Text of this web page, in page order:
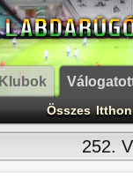
Klubok
Összes Itthon
252.